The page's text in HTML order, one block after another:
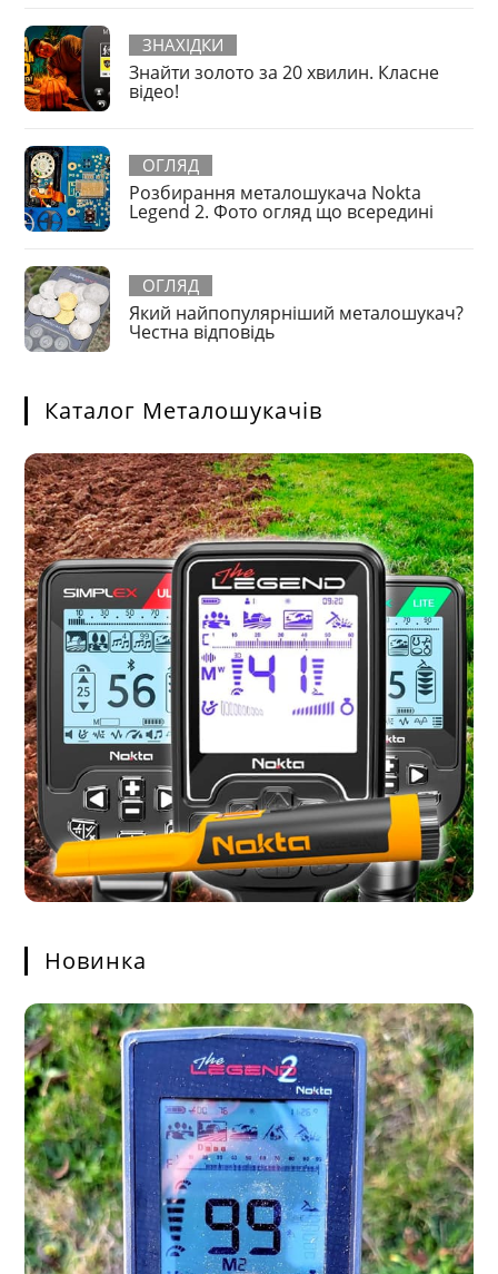
ЗНАХІДКИ
Знайти золото за 20 хвилин. Класне
відео!
ОГЛЯД
Розбирання металошукача Nokta
Legend 2. Фото огляд що всередині
ОГЛЯД
Який найпопулярніший металошукач?
Честна відповідь
Каталог Металошукачів
Новинка